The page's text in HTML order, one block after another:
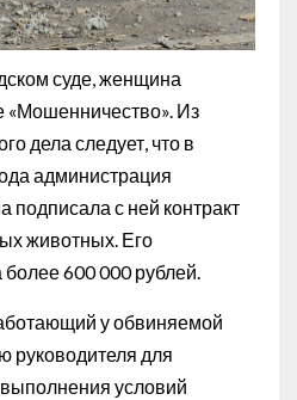
суде, женщина
«Мошенничество». Из
дела следует, что в
администрация
подписала с ней контракт
животных. Его
более 600 000 рублей.
у обвиняемой
руководителя для
условий